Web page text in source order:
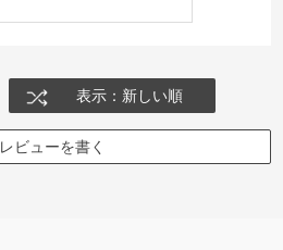
表示：新しい順
レビューを書く